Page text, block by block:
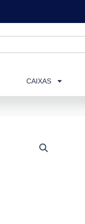
CAIXAS